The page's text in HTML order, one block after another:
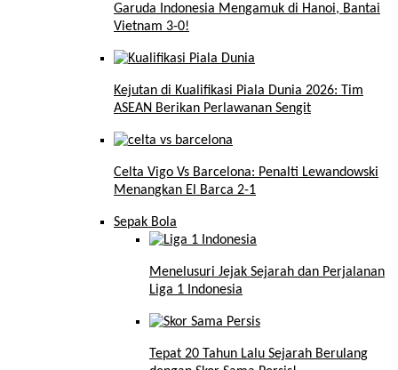
Garuda Indonesia Mengamuk di Hanoi, Bantai
Vietnam 3-0!
Kejutan di Kualifikasi Piala Dunia 2026: Tim
ASEAN Berikan Perlawanan Sengit
Celta Vigo Vs Barcelona: Penalti Lewandowski
Menangkan El Barca 2-1
Sepak Bola
Menelusuri Jejak Sejarah dan Perjalanan
Liga 1 Indonesia
Tepat 20 Tahun Lalu Sejarah Berulang